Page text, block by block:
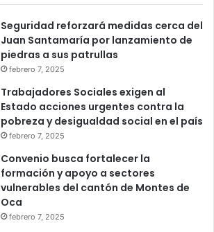
Seguridad reforzará medidas cerca del
Juan Santamaría por lanzamiento de
piedras a sus patrullas
febrero 7, 2025
Trabajadores Sociales exigen al
Estado acciones urgentes contra la
pobreza y desigualdad social en el país
febrero 7, 2025
Convenio busca fortalecer la
formación y apoyo a sectores
vulnerables del cantón de Montes de
Oca
febrero 7, 2025